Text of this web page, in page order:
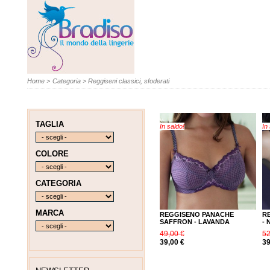
Home > Categoria > Reggiseni classici, sfoderati
In saldo!
REGGISENO PANACHE
SAFFRON - LAVANDA
49,00 €
39,00 €
In
-
TAGLIA
COLORE
CATEGORIA
MARCA